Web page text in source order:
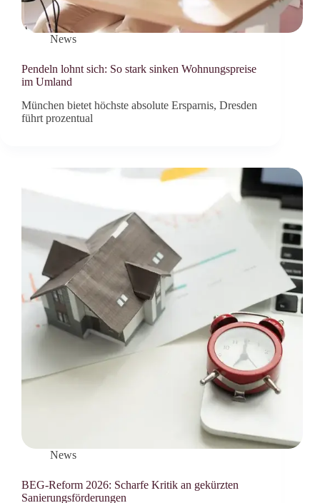
News
Pendeln lohnt sich: So stark sinken Wohnungspreise
im Umland
München bietet höchste absolute Ersparnis, Dresden
führt prozentual
News
BEG-Reform 2026: Scharfe Kritik an gekürzten
Sanierungsförderungen